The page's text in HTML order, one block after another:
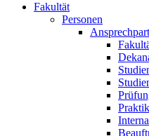
Fakultät
Personen